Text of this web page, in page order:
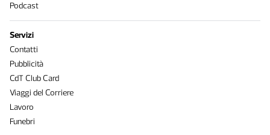
Podcast
Servizi
Contatti
Pubblicità
CdT Club Card
Viaggi del Corriere
Lavoro
Funebri